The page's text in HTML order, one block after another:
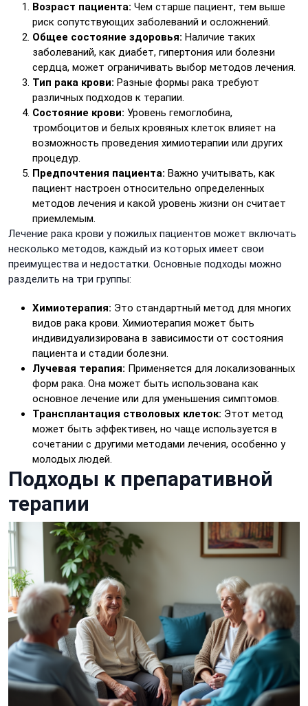
Возраст пациента: Чем старше пациент, тем выше
риск сопутствующих заболеваний и осложнений.
Общее состояние здоровья: Наличие таких
заболеваний, как диабет, гипертония или болезни
сердца, может ограничивать выбор методов лечения.
Тип рака крови: Разные формы рака требуют
различных подходов к терапии.
Состояние крови: Уровень гемоглобина,
тромбоцитов и белых кровяных клеток влияет на
возможность проведения химиотерапии или других
процедур.
Предпочтения пациента: Важно учитывать, как
пациент настроен относительно определенных
методов лечения и какой уровень жизни он считает
приемлемым.
Лечение рака крови у пожилых пациентов может включать
несколько методов, каждый из которых имеет свои
преимущества и недостатки. Основные подходы можно
разделить на три группы:
Химиотерапия: Это стандартный метод для многих
видов рака крови. Химиотерапия может быть
индивидуализирована в зависимости от состояния
пациента и стадии болезни.
Лучевая терапия: Применяется для локализованных
форм рака. Она может быть использована как
основное лечение или для уменьшения симптомов.
Трансплантация стволовых клеток: Этот метод
может быть эффективен, но чаще используется в
сочетании с другими методами лечения, особенно у
молодых людей.
Подходы к препаративной
терапии